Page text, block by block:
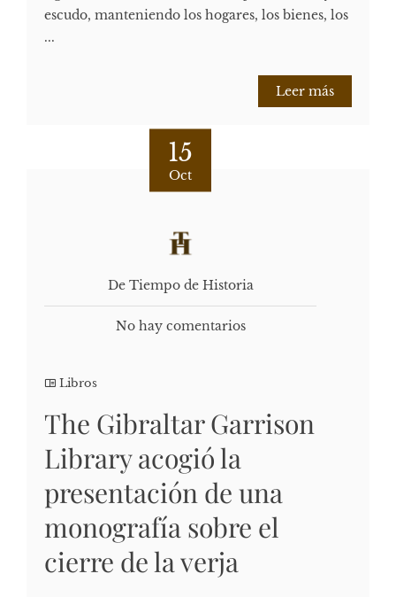
escudo, manteniendo los hogares, los bienes, los
...
Leer más
15
Oct
De Tiempo de Historia
No hay comentarios
Libros
The Gibraltar Garrison
Library acogió la
presentación de una
monografía sobre el
cierre de la verja